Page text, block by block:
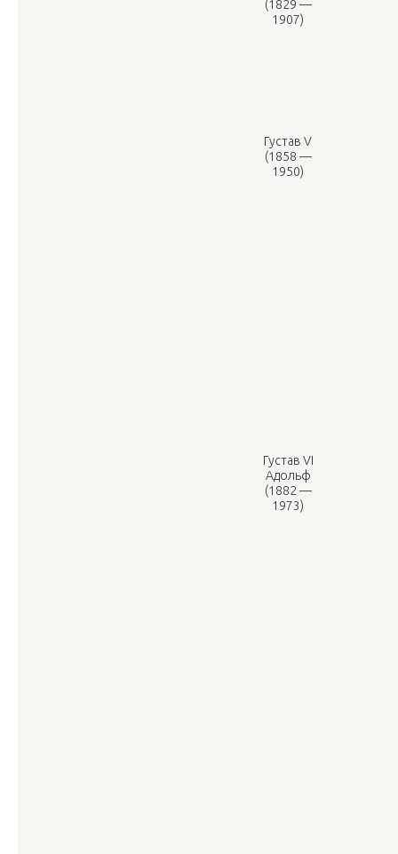
(1829 —
1907)
Густав V
(1858 —
1950)
Густав VI
Адольф
(1882 —
1973)